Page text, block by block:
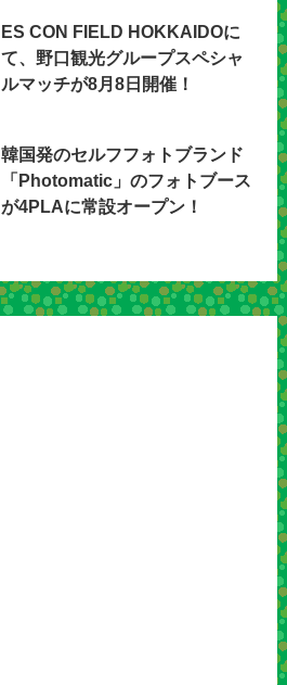
ES CON FIELD HOKKAIDOに
て、野口観光グループスペシャ
ルマッチが8月8日開催！
韓国発のセルフフォトブランド
「Photomatic」のフォトブース
が4PLAに常設オープン！